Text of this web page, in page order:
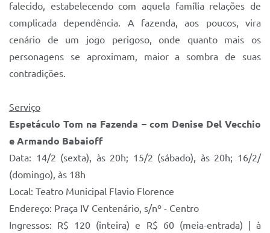
falecido, estabelecendo com aquela família relações de
complicada dependência. A fazenda, aos poucos, vira
cenário de um jogo perigoso, onde quanto mais os
personagens se aproximam, maior a sombra de suas
contradições.
Serviço
Espetáculo Tom na Fazenda – com Denise Del Vecchio
e Armando Babaioff
Data: 14/2 (sexta), às 20h; 15/2 (sábado), às 20h; 16/2/
(domingo), às 18h
Local: Teatro Municipal Flavio Florence
Endereço: Praça IV Centenário, s/nº - Centro
Ingressos: R$ 120 (inteira) e R$ 60 (meia-entrada) | à